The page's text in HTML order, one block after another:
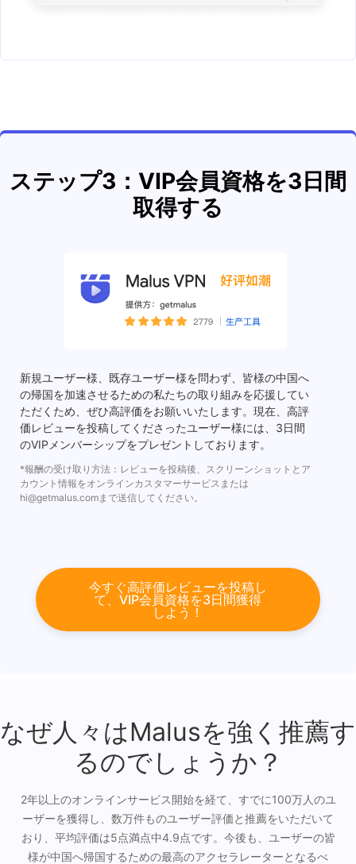
ステップ3：VIP会員資格を3日間
取得する
新規ユーザー様、既存ユーザー様を問わず、皆様の中国へ
の帰国を加速させるための私たちの取り組みを応援してい
ただくため、ぜひ高評価をお願いいたします。現在、高評
価レビューを投稿してくださったユーザー様には、3日間
のVIPメンバーシップをプレゼントしております。
*報酬の受け取り方法：レビューを投稿後、スクリーンショットとア
カウント情報をオンラインカスタマーサービスまたは
hi@getmalus.comまで送信してください。
今すぐ高評価レビューを投稿し
て、VIP会員資格を3日間獲得
しよう！
なぜ人々はMalusを強く推薦す
るのでしょうか？
2年以上のオンラインサービス開始を経て、すでに100万人のユ
ーザーを獲得し、数万件ものユーザー評価と推薦をいただいて
おり、平均評価は5点満点中4.9点です。今後も、ユーザーの皆
様が中国へ帰国するための最高のアクセラレーターとなるべ